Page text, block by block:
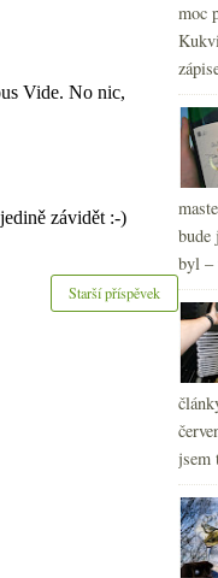
Starší příspěvek
►
►
►
►
moc
bude
byl –
jsem